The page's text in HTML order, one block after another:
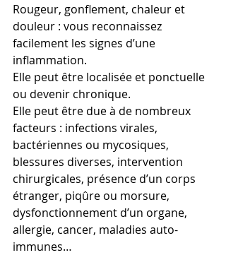
Rougeur, gonflement, chaleur et
douleur : vous reconnaissez
facilement les signes d’une
inflammation.
Elle peut être localisée et ponctuelle
ou devenir chronique.
Elle peut être due à de nombreux
facteurs : infections virales,
bactériennes ou mycosiques,
blessures diverses, intervention
chirurgicales, présence d’un corps
étranger, piqûre ou morsure,
dysfonctionnement d’un organe,
allergie, cancer, maladies auto-
immunes…